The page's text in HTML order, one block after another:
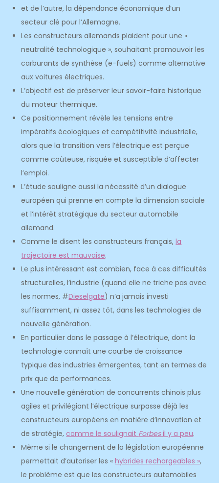
et de l’autre, la dépendance économique d’un
secteur clé pour l’Allemagne.
Les constructeurs allemands plaident pour une «
neutralité technologique », souhaitant promouvoir les
carburants de synthèse (e-fuels) comme alternative
aux voitures électriques.
L’objectif est de préserver leur savoir-faire historique
du moteur thermique.
Ce positionnement révèle les tensions entre
impératifs écologiques et compétitivité industrielle,
alors que la transition vers l’électrique est perçue
comme coûteuse, risquée et susceptible d’affecter
l’emploi.
L’étude souligne aussi la nécessité d’un dialogue
européen qui prenne en compte la dimension sociale
et l’intérêt stratégique du secteur automobile
allemand.
Comme le disent les constructeurs français,la
trajectoire est mauvaise.
Le plus intéressant est combien, face à ces difficultés
structurelles, l’industrie (quand elle ne triche pas avec
les normes, #Dieselgate) n’a jamais investi
suffisamment, ni assez tôt, dans les technologies de
nouvelle génération.
En particulier dans le passage à l’électrique, dont la
technologie connaît une courbe de croissance
typique des industries émergentes, tant en termes de
prix que de performances.
Une nouvelle génération de concurrents chinois plus
agiles et privilégiant l’électrique surpasse déjà les
constructeurs européens en matière d’innovation et
de stratégie, comme le soulignait Forbesil y a peu.
Même si le changement de la législation européenne
permettait d’autoriser les «hybrides rechargeables »,
le problème est que les constructeurs automobiles